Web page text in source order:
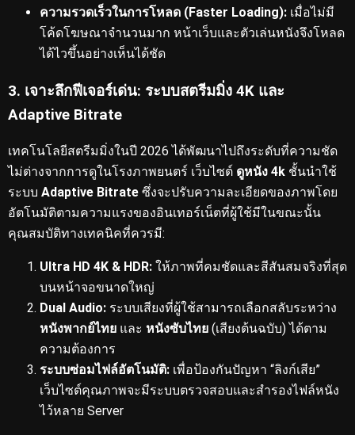
ความรวดเร็วในการโหลด (Faster Loading): เมื่อไม่มี
โค้ดโฆษณาจำนวนมาก หน้าเว็บและตัวเล่นหนังจึงโหลด
ได้ไวขึ้นอย่างเห็นได้ชัด
3. เจาะลึกฟีเจอร์เด่น: ระบบสตรีมมิ่ง 4K และ
Adaptive Bitrate
เทคโนโลยีสตรีมมิ่งในปี 2026 ได้พัฒนาไปถึงระดับที่ความชัด
ไม่ต่างจากการดูในโรงภาพยนตร์ เว็บไซต์ ดูหนัง 4k ชั้นนำใช้
ระบบ Adaptive Bitrate ซึ่งจะปรับความละเอียดของภาพโดย
อัตโนมัติตามความแรงของอินเทอร์เน็ตที่ผู้ใช้มีในขณะนั้น
คุณสมบัติทางเทคนิคที่ควรมี:
Ultra HD 4K & HDR: ให้ภาพที่คมชัดและสีสันสมจริงที่สุด
บนหน้าจอขนาดใหญ่
Dual Audio: ระบบเสียงที่ผู้ใช้สามารถเลือกสลับระหว่าง
หนังพากย์ไทย และ หนังซับไทย (เสียงต้นฉบับ) ได้ตาม
ความต้องการ
ระบบซ่อมไฟล์อัตโนมัติ: เพื่อป้องกันปัญหา “ลิงก์เสีย”
เว็บไซต์คุณภาพจะมีระบบตรวจสอบและสำรองไฟล์หนัง
ไว้หลาย Server